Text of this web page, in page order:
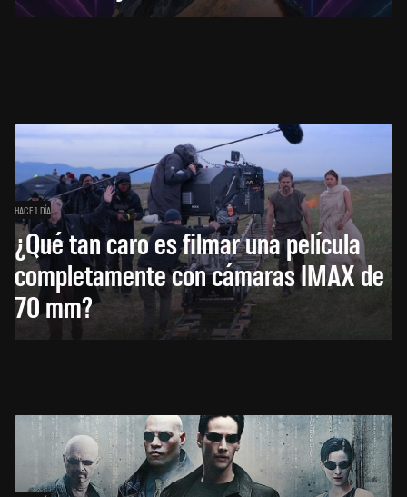
HACE 1 DÍA
¿Qué tan caro es filmar una película
completamente con cámaras IMAX de
70 mm?